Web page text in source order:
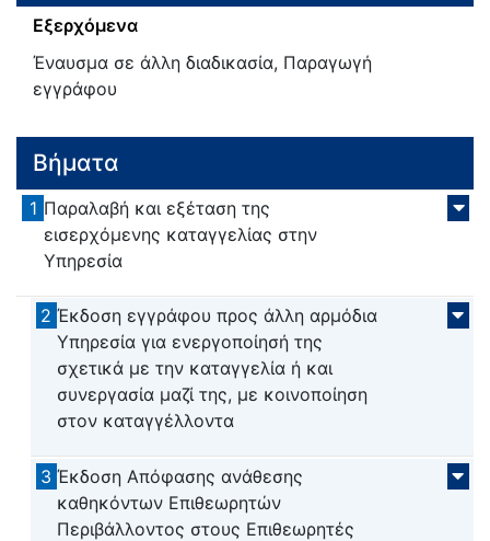
Εξερχόμενα
Έναυσμα σε άλλη διαδικασία, Παραγωγή
εγγράφου
Βήματα
1 Παραλαβή και εξέταση της
εισερχόμενης καταγγελίας στην
Υπηρεσία
2 Έκδοση εγγράφου προς άλλη αρμόδια
Υπηρεσία για ενεργοποίησή της
σχετικά με την καταγγελία ή και
συνεργασία μαζί της, με κοινοποίηση
στον καταγγέλλοντα
3 Έκδοση Απόφασης ανάθεσης
καθηκόντων Επιθεωρητών
Περιβάλλοντος στους Επιθεωρητές